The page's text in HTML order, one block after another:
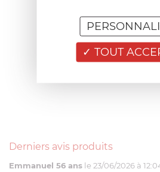
Derniers avis produits
Emmanuel 56 ans le 23/06/2026 à
TOUT